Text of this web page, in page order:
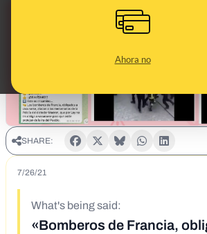
Ahora no
SHARE:
7/26/21
What's being said:
«Bomberos de Francia,